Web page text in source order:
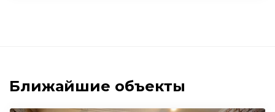
Ближайшие объекты